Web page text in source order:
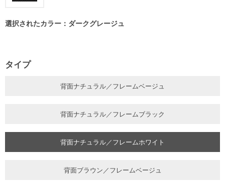
選択されたカラー：ダークグレージュ
タイプ
背面ナチュラル／フレームベージュ
背面ナチュラル／フレームブラック
背面ナチュラル／フレームホワイト
背面ブラウン／フレームベージュ